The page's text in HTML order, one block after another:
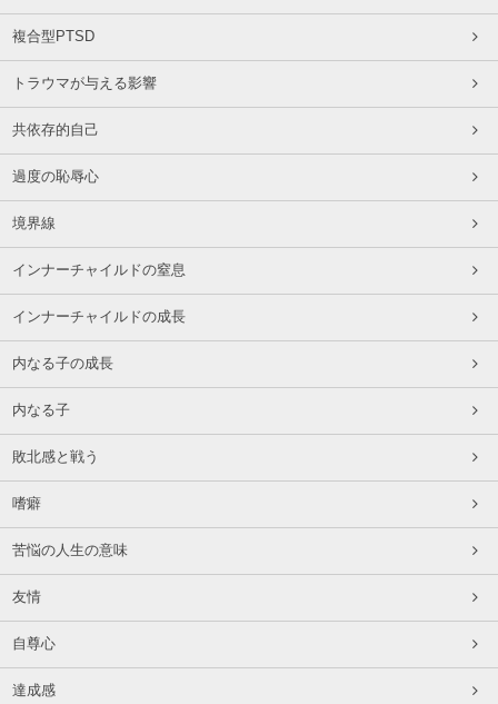
複合型PTSD
トラウマが与える影響
共依存的自己
過度の恥辱心
境界線
インナーチャイルドの窒息
インナーチャイルドの成長
内なる子の成長
内なる子
敗北感と戦う
嗜癖
苦悩の人生の意味
友情
自尊心
達成感